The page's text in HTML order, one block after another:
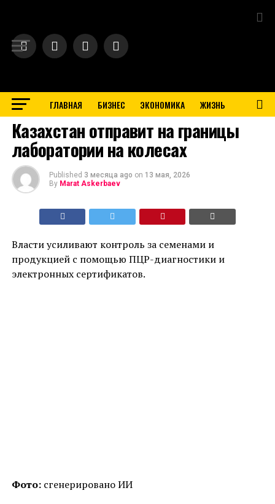
ГЛАВНАЯ БИЗНЕС ЭКОНОМИКА ЖИЗНЬ
BUSINESS
Казахстан отправит на границы
лаборатории на колесах
Published 3 месяца ago on 13 мая, 2026
By Marat Askerbaev
Власти усиливают контроль за семенами и
продукцией с помощью ПЦР-диагностики и
электронных сертификатов.
Фото: сгенерировано ИИ